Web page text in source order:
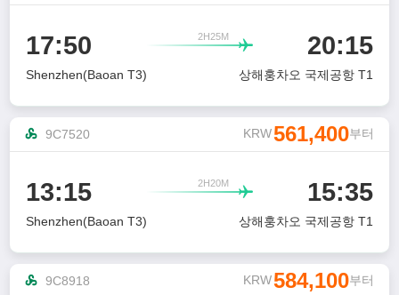
17:50 2H25M
 20:15
Shenzhen(Baoan T3) 상해훙차오 국제공항 T1
9C7520 KRW561,400부터
13:15 2H20M
 15:35
Shenzhen(Baoan T3) 상해훙차오 국제공항 T1
9C8918 KRW584,100부터